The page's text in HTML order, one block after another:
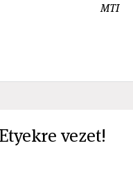
MTI
vezet!